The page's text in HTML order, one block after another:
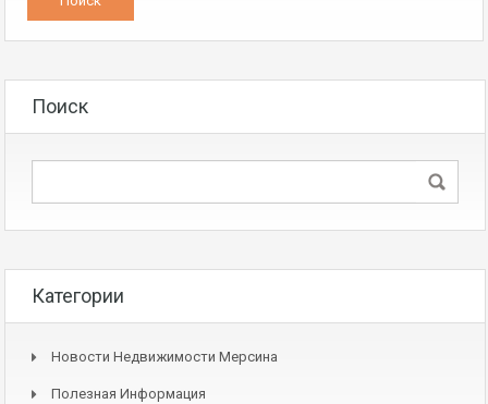
Поиск
Категории
Новости Недвижимости Мерсина
Полезная Информация